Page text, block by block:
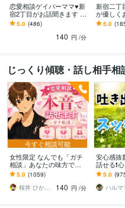
恋愛相談ゲイバーママ♥新
宿2丁目がお話聞きます 男
の気持ちも女の気持ちも
わかるオネエが話し相手
5.0 (486)
140 円 /分
新宿二丁
が優しく
だって大
で何でも
5.0
じっくり傾聴・話し相手
今すぐ相談可能
女性限定 なんでも「ガチ
相談」あなたの味方で話
ます 男性目線で、あなた
の恋の“答え”を言葉にしま
す。
5.0 (1059)
桜井 ひかる｜経験豊富の恋愛相談室
140 円 /分
安心感抜
話せる❗️
なたの気
定せず秘
雑談OK
5.0